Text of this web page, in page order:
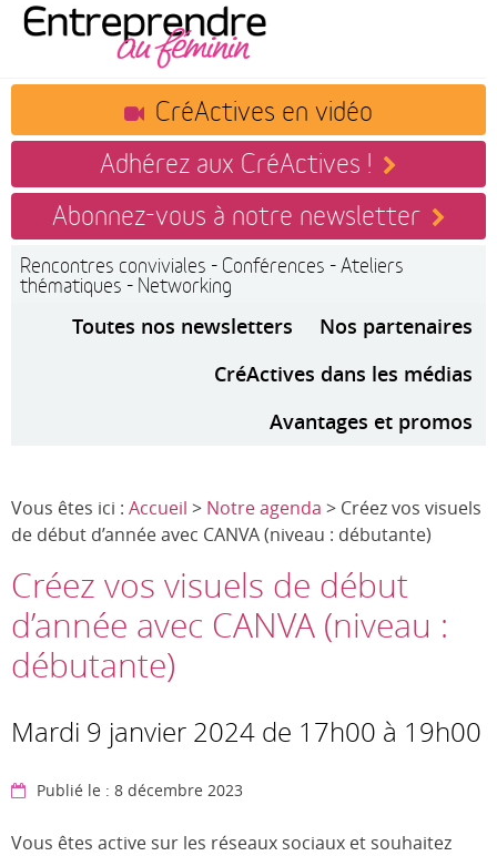
CréActives en vidéo
Adhérez aux CréActives !
Abonnez-vous à notre newsletter
Rencontres conviviales - Conférences - Ateliers
thématiques - Networking
Toutes nos newsletters
Nos partenaires
CréActives dans les médias
Avantages et promos
Vous êtes ici : Accueil > Notre agenda > Créez vos visuels
de début d’année avec CANVA (niveau : débutante)
Créez vos visuels de début
d’année avec CANVA (niveau :
débutante)
Mardi 9 janvier 2024 de 17h00 à 19h00
Publié le : 8 décembre 2023
Vous êtes active sur les réseaux sociaux et souhaitez